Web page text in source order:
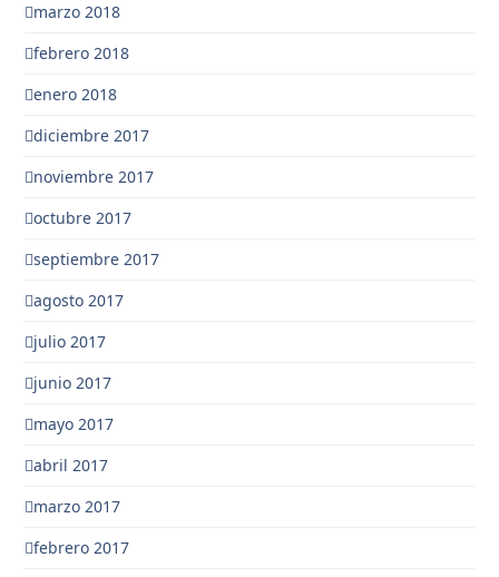
marzo 2018
febrero 2018
enero 2018
diciembre 2017
noviembre 2017
octubre 2017
septiembre 2017
agosto 2017
julio 2017
junio 2017
mayo 2017
abril 2017
marzo 2017
febrero 2017